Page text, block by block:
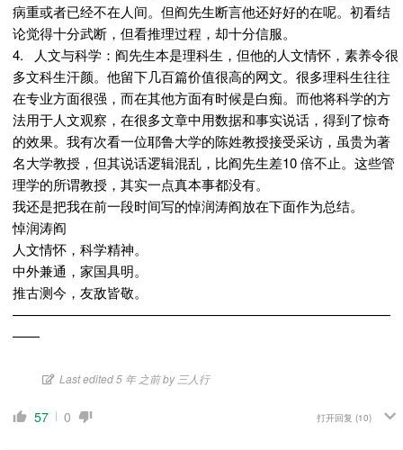
病重或者已经不在人间。但阎先生断言他还好好的在呢。初看结
论觉得十分武断，但看推理过程，却十分信服。
4. 人文与科学：阎先生本是理科生，但他的人文情怀，素养令很
多文科生汗颜。他留下几百篇价值很高的网文。很多理科生往往
在专业方面很强，而在其他方面有时候是白痴。而他将科学的方
法用于人文观察，在很多文章中用数据和事实说话，得到了惊奇
的效果。我有次看一位耶鲁大学的陈姓教授接受采访，虽贵为著
名大学教授，但其说话逻辑混乱，比阎先生差10 倍不止。这些管
理学的所谓教授，其实一点真本事都没有。
我还是把我在前一段时间写的悼润涛阎放在下面作为总结。
悼润涛阎
人文情怀，科学精神。
中外兼通，家国具明。
推古测今，友敌皆敬。
————————————————————————————
——
Last edited 5 年 之前 by 三人行
57 0 打开回复 (10)